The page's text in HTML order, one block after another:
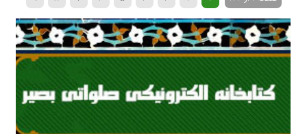
10
›
20
30
40
...
»